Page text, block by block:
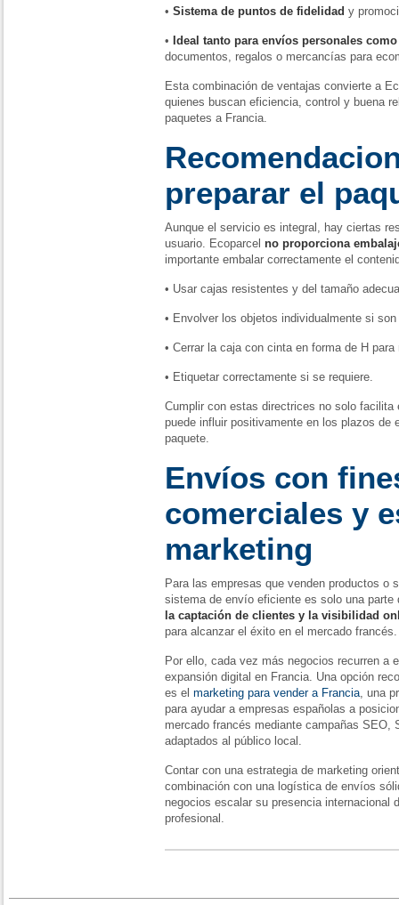
• Sistema de puntos de fidelidad y
• Ideal tanto para envíos personales
documentos, regalos o mercancías para
Esta combinación de ventajas convierte a
quienes buscan eficiencia, control y buena
paquetes a Francia.
preparar el
Aunque el servicio es integral, hay ciertas
usuario. Ecoparcel no proporciona
importante embalar correctamente el
• Usar cajas resistentes y del tamaño
• Envolver los objetos individualmente si
• Cerrar la caja con cinta en forma de H
• Etiquetar correctamente si se requiere.
Cumplir con estas directrices no solo facilita
puede influir positivamente en los plazos de
paquete.
Envíos con
comerciales y
marketing
Para las empresas que venden productos o
sistema de envío eficiente es solo una
la captación de clientes y la visibilidad
para alcanzar el éxito en el mercado francés.
Por ello, cada vez más negocios recurren a
expansión digital en Francia. Una opción
es el marketing para vender a Francia , una
para ayudar a empresas españolas a
mercado francés mediante campañas SEO,
adaptados al público local.
Contar con una estrategia de marketing
combinación con una logística de envíos
negocios escalar su presencia internacional
profesional.